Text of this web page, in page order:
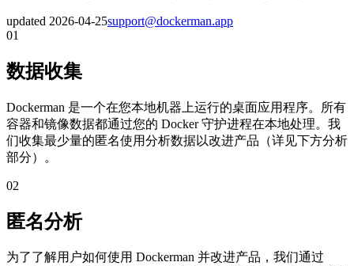
updated 2026-04-25support@dockerman.app
01
数据收集
Dockerman 是一个在您本地机器上运行的桌面应用程序。所有
容器和镜像数据都通过您的 Docker 守护进程在本地处理。我
们收集最少量的匿名使用分析数据以改进产品（详见下方分析
部分）。
02
匿名分析
为了了解用户如何使用 Dockerman 并改进产品，我们通过